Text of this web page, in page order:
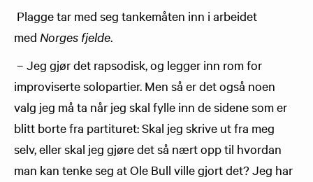
Plagge tar med seg tankemåten inn i arbeidet
med Norges fjelde.
– Jeg gjør det rapsodisk, og legger inn rom for
improviserte solopartier. Men så er det også noen
valg jeg må ta når jeg skal fylle inn de sidene som er
blitt borte fra partituret: Skal jeg skrive ut fra meg
selv, eller skal jeg gjøre det så nært opp til hvordan
man kan tenke seg at Ole Bull ville gjort det? Jeg har